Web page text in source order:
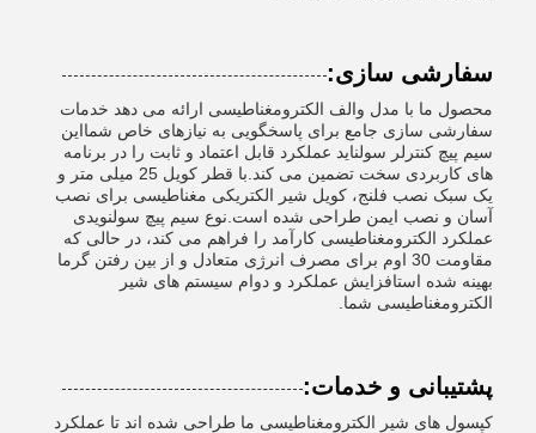
سفارشی سازی:
محصول ما با مدل والف الکترومغناطیسی ارائه می دهد خدمات
سفارشی سازی جامع برای پاسخگویی به نیازهای خاص شمااین
سیم پیچ کنترلر سولناید عملکرد قابل اعتماد و ثابت را در برنامه
های کاربردی سخت تضمین می کند.با قطر کویل 25 میلی متر و
یک سبک نصب فلنج، کویل شیر الکتریکی مغناطیسی برای نصب
آسان و نصب ایمن طراحی شده است.نوع سیم پیچ سولنویدی
عملکرد الکترومغناطیسی کارآمد را فراهم می کند، در حالی که
مقاومت 30 اوم برای مصرف انرژی متعادل و از بین رفتن گرما
بهینه شده استافزایش عملکرد و دوام سیستم های شیر
الکترومغناطیسی شما.
پشتیبانی و خدمات:
کپسول های شیر الکترومغناطیسی ما طراحی شده اند تا عملکرد